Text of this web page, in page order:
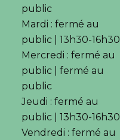
public
Mardi : fermé au
public | 13h30-16h30
Mercredi : fermé au
public | fermé au
public
Jeudi : fermé au
public | 13h30-16h30
Vendredi : fermé au